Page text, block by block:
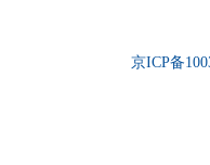
京ICP备